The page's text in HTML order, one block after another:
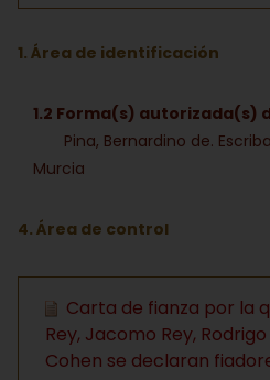
1. Área de identificación
1.2 Forma(s) autorizada(s)
Pina, Bernardino de.
Murcia
4. Área de control
Carta de fianza por la
Rey, Jacomo Rey,
Cohen se declaran